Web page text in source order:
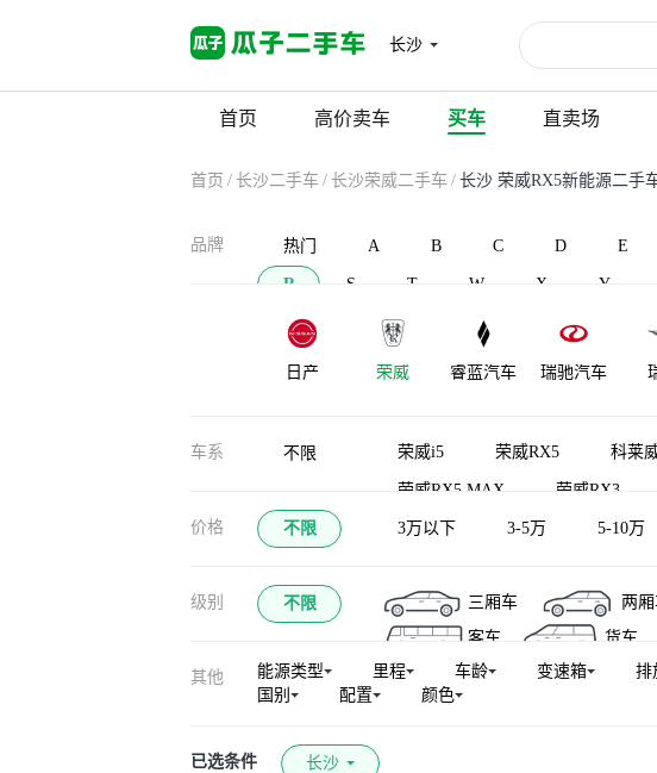
长沙
首页 高价卖车 买车 直卖场
首页 / 长沙二手车 / 长沙荣威二手车 / 长沙 荣威RX5新能源二手
品牌 热门 A B C D E
R S T W X Y
日产 荣威 睿蓝汽车 瑞驰汽车
车系 不限 荣威i5 荣威RX5 科莱
荣威RX5 MAX 荣威RX3
荣威i6 MAX新能源 荣威950
龙猫 荣威E6 荣威E50
价格 不限 3万以下 3-5万 5-10万
级别 不限 三厢车 两
客车
货车
其他 能源类型 里程 车龄 变速箱 排
国别
配置 颜色
已选条件 长沙